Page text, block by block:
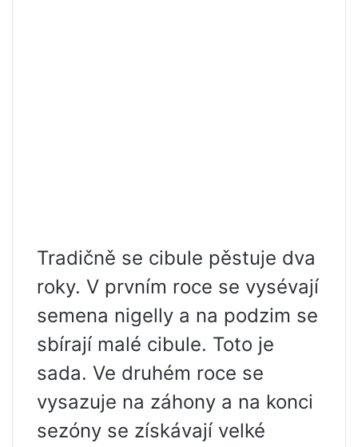
Tradičně se cibule pěstuje dva
roky. V prvním roce se vysévají
semena nigelly a na podzim se
sbírají malé cibule. Toto je
sada. Ve druhém roce se
vysazuje na záhony a na konci
sezóny se získávají velké